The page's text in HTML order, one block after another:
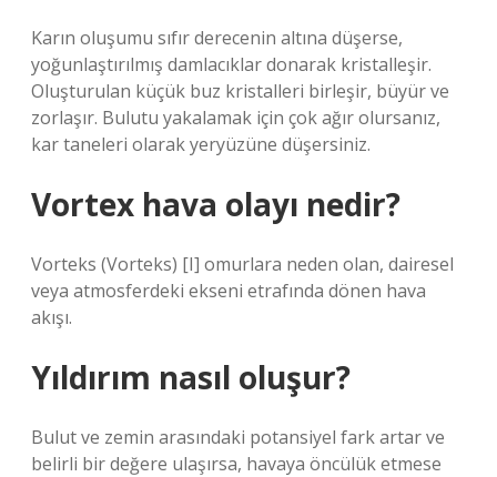
Karın oluşumu sıfır derecenin altına düşerse,
yoğunlaştırılmış damlacıklar donarak kristalleşir.
Oluşturulan küçük buz kristalleri birleşir, büyür ve
zorlaşır. Bulutu yakalamak için çok ağır olursanız,
kar taneleri olarak yeryüzüne düşersiniz.
Vortex hava olayı nedir?
Vorteks (Vorteks) [I] omurlara neden olan, dairesel
veya atmosferdeki ekseni etrafında dönen hava
akışı.
Yıldırım nasıl oluşur?
Bulut ve zemin arasındaki potansiyel fark artar ve
belirli bir değere ulaşırsa, havaya öncülük etmese